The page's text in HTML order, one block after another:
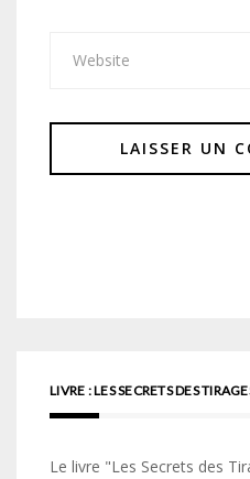
LIVRE : LES SECRETS DES
Le livre "Les Secrets des